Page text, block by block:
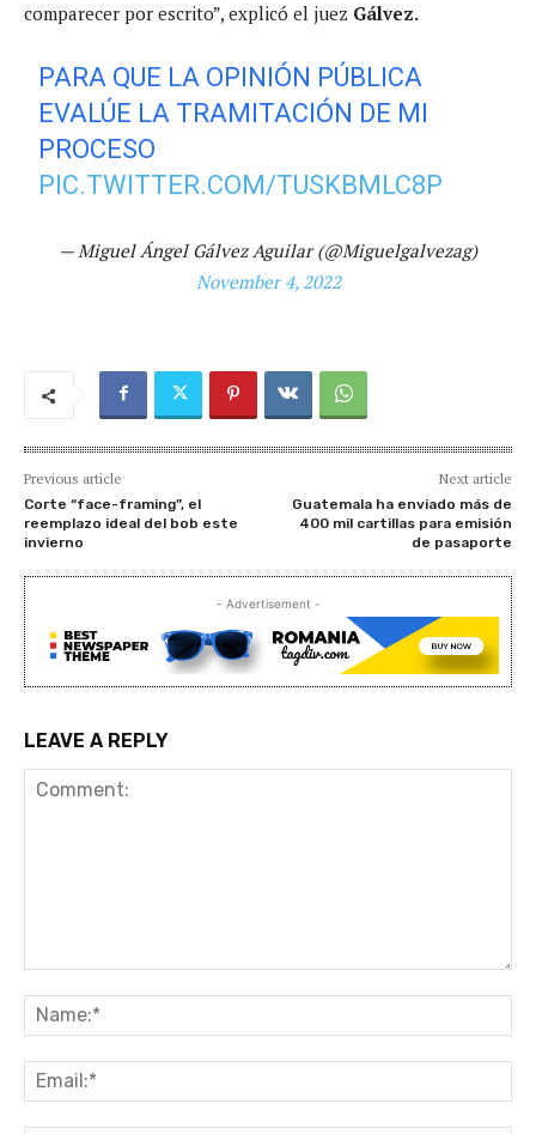
comparecer por escrito”, explicó el juez Gálvez.
PARA QUE LA OPINIÓN PÚBLICA
EVALÚE LA TRAMITACIÓN DE MI
PROCESO
PIC.TWITTER.COM/TUSKBMLC8P
— Miguel Ángel Gálvez Aguilar (@Miguelgalvezag)
November 4, 2022
Previous article
Corte “face-framing”, el
reemplazo ideal del bob este
invierno
Next article
Guatemala ha enviado más de
400 mil cartillas para emisión
de pasaporte
- Advertisement -
LEAVE A REPLY